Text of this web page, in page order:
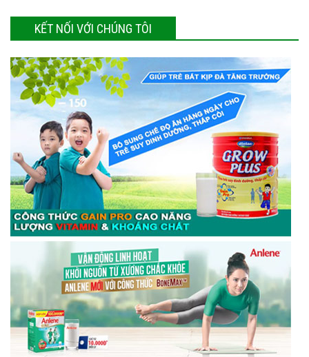
KẾT NỐI VỚI CHÚNG TÔI